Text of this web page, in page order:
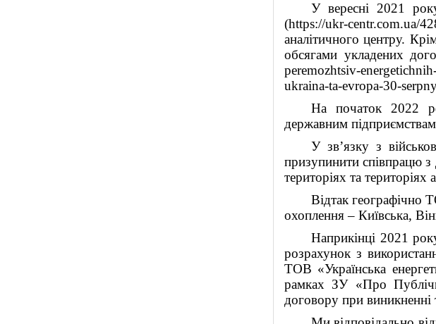
У вересні 2021
(https://ukr-centr.com.ua/
аналітичного центру.
обсягами укладених
peremozhtsiv-
ukraina-ta-evropa-30-
На початок 2022
державним
У зв’язку з
призупинити співпрацю
територіях та
Відтак
охоплення – Київська,
Наприкінці 2021
розрахунок з
ТОВ «Українська
рамках ЗУ «Про
договору при виникненні